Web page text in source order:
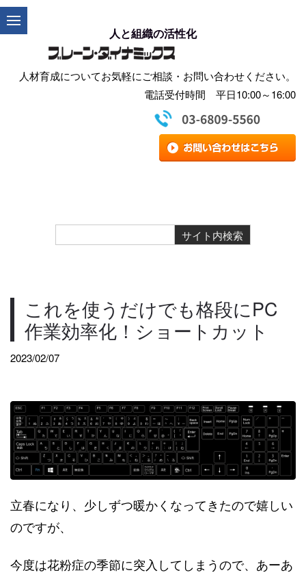
人と組織の活性化
人材育成についてお気軽にご相談・お問い合わせください。
電話受付時間 平日10:00～16:00
これを使うだけでも格段にPC
作業効率化！ショートカット
2023/02/07
立春になり、少しずつ暖かくなってきたので嬉しい
のですが、
今度は花粉症の季節に突入してしまうので、あーあ